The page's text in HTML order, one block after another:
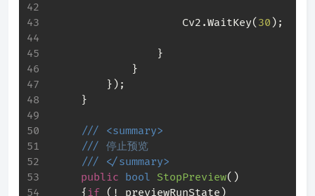
                     Cv2.WaitKey(
30 );
                 }
             }
         });
     }
///
<summary>
/// 停止预览
///
</summary>
public bool StopPreview( )
     {
if (!_previewRunState)